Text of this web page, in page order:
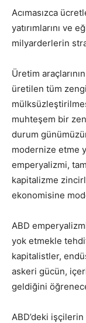
Acımasızca
yatırımlarını ve
milyarderlerin
Üretim
üretilen tüm
muhteşem bir
durum
modernize etme
emperyalizmi,
kapitalizme
ekonomisine
ABD
yok etmekle
kapitalistler,
askeri gücün,
geldiğini
ABD’deki